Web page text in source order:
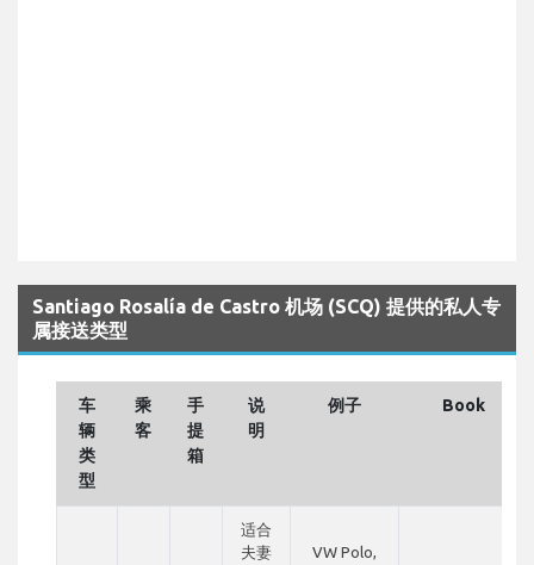
Santiago Rosalía de Castro 机场 (SCQ) 提供的私人专
属接送类型
车
辆
类
型
乘
客
手
提
箱
说
明
例子 Book
适合
夫妻
VW Polo,